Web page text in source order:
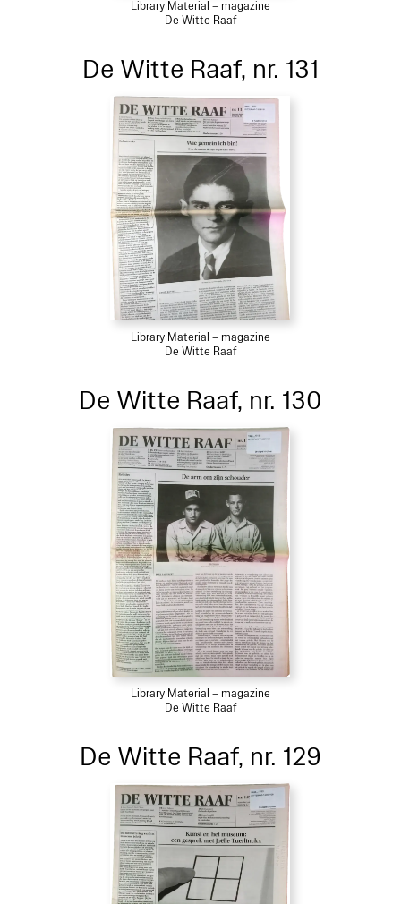
Library Material – magazine
De Witte Raaf
De Witte Raaf, nr. 131
Library Material – magazine
De Witte Raaf
De Witte Raaf, nr. 130
Library Material – magazine
De Witte Raaf
De Witte Raaf, nr. 129